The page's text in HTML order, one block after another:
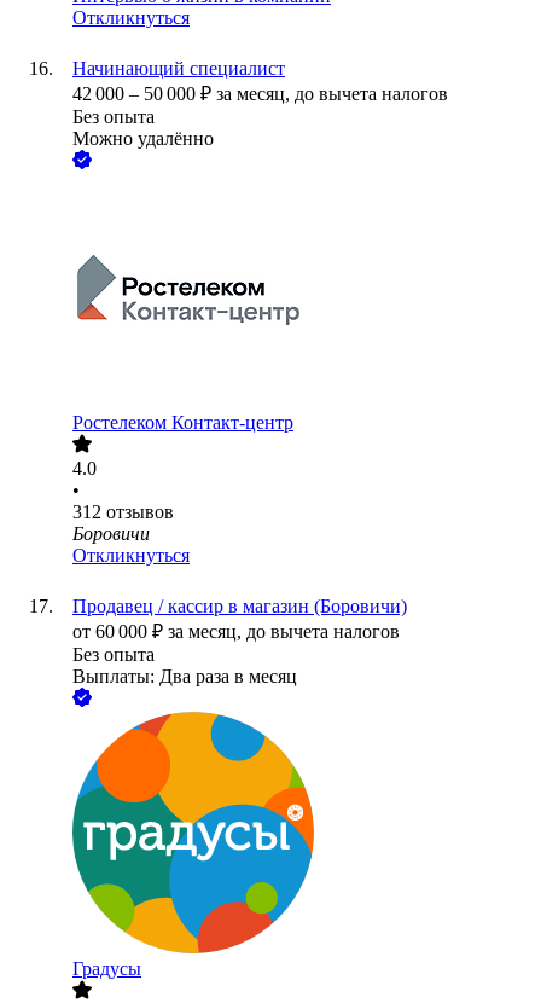
Откликнуться
Начинающий специалист
42 000 – 50 000 ₽ за месяц, до вычета налогов
Без опыта
Можно удалённо
Ростелеком Контакт-центр
4.0
•
312 отзывов
Боровичи
Откликнуться
Продавец / кассир в магазин (Боровичи)
от 60 000 ₽ за месяц, до вычета налогов
Без опыта
Выплаты: Два раза в месяц
Градусы